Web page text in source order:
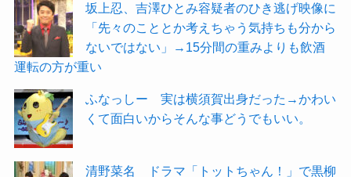
坂上忍、吉澤ひとみ容疑者のひき逃げ映像に
「先々のこととか考えちゃう気持ちも分から
ないではない」→15分間の重みよりも飲酒
運転の方が重い
ふなっしー 実は横須賀出身だった→かわい
くて面白いからそんな事どうでもいい。
清野菜名 ドラマ「トットちゃん！」で黒柳